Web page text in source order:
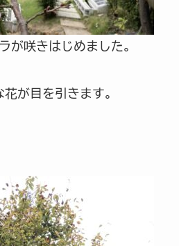
が咲きはじめました。
が目を引きます。